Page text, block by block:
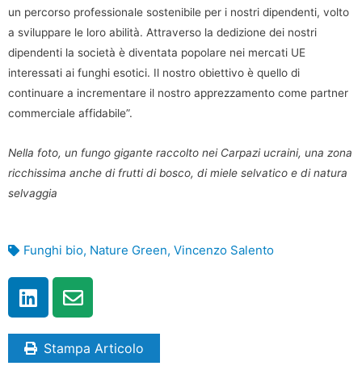
un percorso professionale sostenibile per i nostri dipendenti, volto
a sviluppare le loro abilità. Attraverso la dedizione dei nostri
dipendenti la società è diventata popolare nei mercati UE
interessati ai funghi esotici. Il nostro obiettivo è quello di
continuare a incrementare il nostro apprezzamento come partner
commerciale affidabile”.
Nella foto, un fungo gigante raccolto nei Carpazi ucraini, una zona
ricchissima anche di frutti di bosco, di miele selvatico e di natura
selvaggia
Funghi bio, Nature Green, Vincenzo Salento
Stampa Articolo